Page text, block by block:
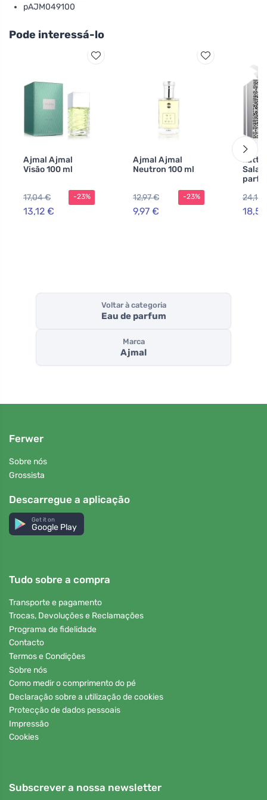
pAJM049100
Pode interessá-lo
Ajmal Ajmal
Visão 100 ml
17,04 €
13,12 €
-23%
Ajmal Ajmal
Neutron 100 ml
12,97 €
9,97 €
-23%
24,15
Voltar à categoria
Eau de parfum
Marca
Ajmal
Ferwer
Sobre nós
Grossista
Descarregue a aplicação
Get it on
Google Play
Tudo sobre a compra
Transporte e pagamento
Trocas, Devoluções e Reclamações
Programa de fidelidade
Contacto
Termos e Condições
Sobre nós
Como medir o comprimento do pé
Declaração sobre a utilização de cookies
Protecção de dados pessoais
Impressão
Cookies
Subscrever a nossa newsletter